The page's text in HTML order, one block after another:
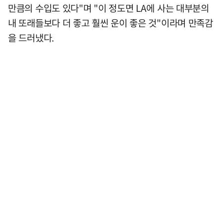
만큼의 수입도 있다"며 "이 정도면 LA에 사는 대부분의
내 또래들보다 더 좋고 훨씬 운이 좋은 것"이라며 만족감
을 드러냈다.